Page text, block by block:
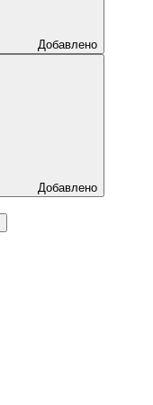
Добавлено
Добавлено